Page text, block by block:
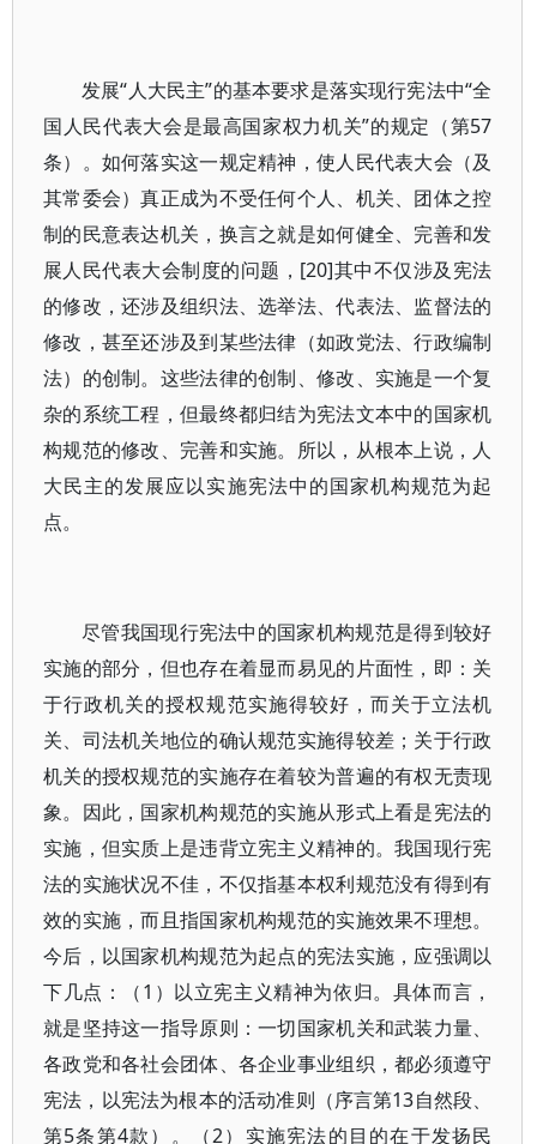
发展“人大民主”的基本要求是落实现行宪法中“全
国人民代表大会是最高国家权力机关”的规定（第57
条）。如何落实这一规定精神，使人民代表大会（及
其常委会）真正成为不受任何个人、机关、团体之控
制的民意表达机关，换言之就是如何健全、完善和发
展人民代表大会制度的问题，[20]其中不仅涉及宪法
的修改，还涉及组织法、选举法、代表法、监督法的
修改，甚至还涉及到某些法律（如政党法、行政编制
法）的创制。这些法律的创制、修改、实施是一个复
杂的系统工程，但最终都归结为宪法文本中的国家机
构规范的修改、完善和实施。所以，从根本上说，人
大民主的发展应以实施宪法中的国家机构规范为起
点。
尽管我国现行宪法中的国家机构规范是得到较好
实施的部分，但也存在着显而易见的片面性，即：关
于行政机关的授权规范实施得较好，而关于立法机
关、司法机关地位的确认规范实施得较差；关于行政
机关的授权规范的实施存在着较为普遍的有权无责现
象。因此，国家机构规范的实施从形式上看是宪法的
实施，但实质上是违背立宪主义精神的。我国现行宪
法的实施状况不佳，不仅指基本权利规范没有得到有
效的实施，而且指国家机构规范的实施效果不理想。
今后，以国家机构规范为起点的宪法实施，应强调以
下几点：（1）以立宪主义精神为依归。具体而言，
就是坚持这一指导原则：一切国家机关和武装力量、
各政党和各社会团体、各企业事业组织，都必须遵守
宪法，以宪法为根本的活动准则（序言第13自然段、
第5条第4款）。（2）实施宪法的目的在于发扬民